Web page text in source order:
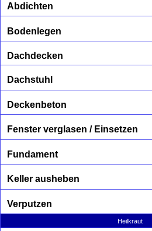
Abdichten
Bodenlegen
Dachdecken
Dachstuhl
Deckenbeton
Fenster verglasen / Einsetzen
Fundament
Keller ausheben
Verputzen
Heilkraut